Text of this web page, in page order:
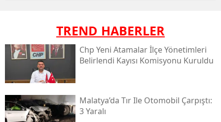
TREND HABERLER
Chp Yeni Atamalar İlçe Yönetimleri
Belirlendi Kayısı Komisyonu Kuruldu
Malatya’da Tır Ile Otomobil Çarpıştı:
3 Yaralı